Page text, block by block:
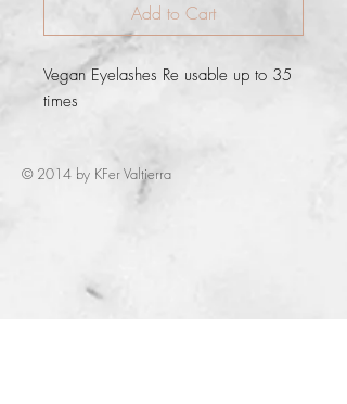
Add to Cart
Vegan Eyelashes Re usable up to 35
times
© 2014 by KFer Valtierra